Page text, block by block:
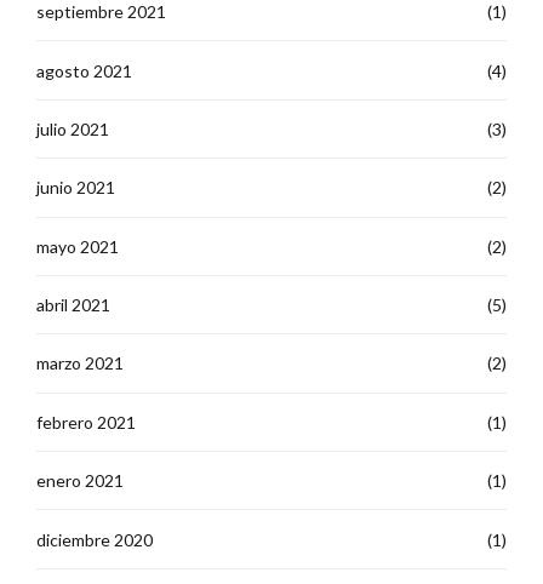
septiembre 2021 (1)
agosto 2021 (4)
julio 2021 (3)
junio 2021 (2)
mayo 2021 (2)
abril 2021 (5)
marzo 2021 (2)
febrero 2021 (1)
enero 2021 (1)
diciembre 2020 (1)